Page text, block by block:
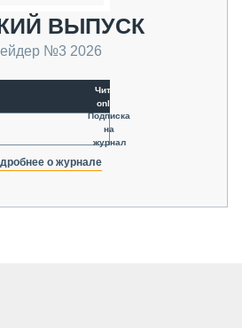
ВЫПУСК
№3 2026
Читать
online
Подписка
на
журнал
о журнале